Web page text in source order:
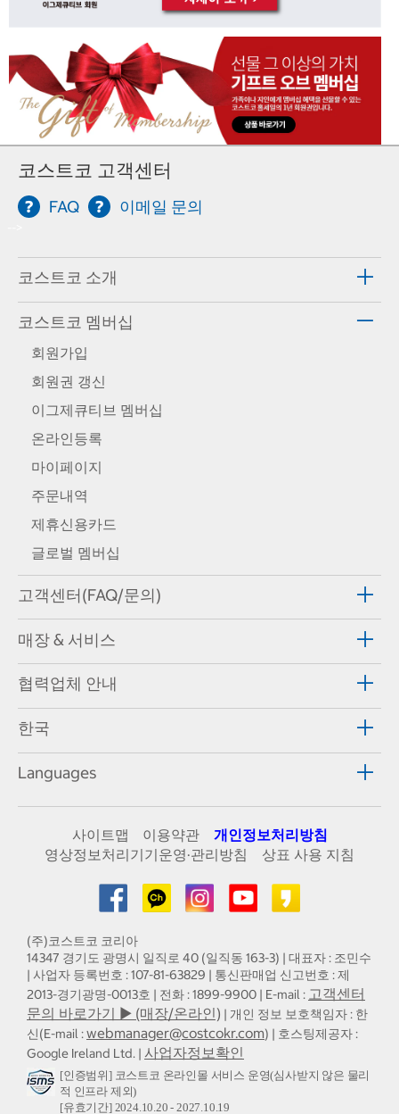
코스트코 고객센터
FAQ 이메일 문의
코스트코 소개
코스트코 멤버십
회원가입
회원권 갱신
이그제큐티브 멤버십
온라인등록
마이페이지
주문내역
제휴신용카드
글로벌 멤버십
고객센터(FAQ/문의)
매장 & 서비스
협력업체 안내
한국
Languages
사이트맵 이용약관
개인정보처리방침
영상정보처리기기운영·관리방침
상표 사용 지침
(주)코스트코 코리아
14347 경기도 광명시 일직로 40 (일직동 163-3) | 대표자 : 조민수
| 사업자 등록번호 : 107-81-63829 | 통신판매업 신고번호 : 제
2013-경기광명-0013호 | 전화 : 1899-9900 | E-mail : 고객센터
문의 바로가기 ▶ (매장/온라인) | 개인 정보 보호책임자 : 한
신(E-mail :webmanager@costcokr.com) | 호스팅제공자 :
Google Ireland Ltd. | 사업자정보확인
[인증범위] 코스트코 온라인몰 서비스 운영(심사받지 않은 물리
적 인프라 제외)
[유효기간] 2024.10.20 - 2027.10.19